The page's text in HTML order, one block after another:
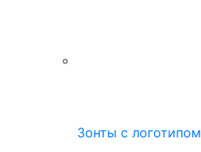
Зонты с логотипом